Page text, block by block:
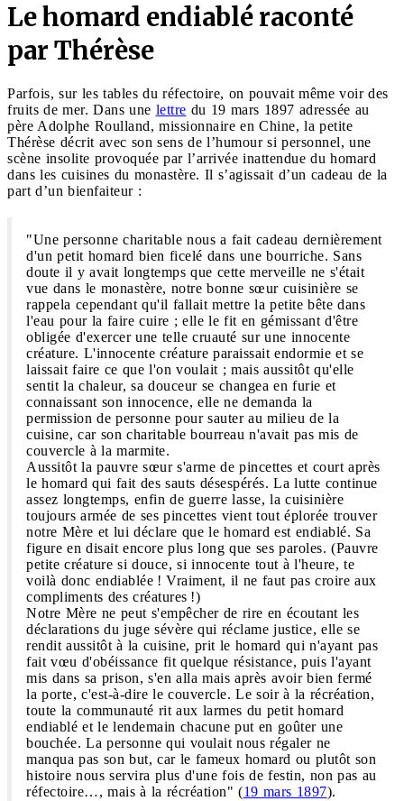
Le homard endiablé raconté
par Thérèse
Parfois, sur les tables du réfectoire, on pouvait même voir des
fruits de mer. Dans une lettre du 19 mars 1897 adressée au
père Adolphe Roulland, missionnaire en Chine, la petite
Thérèse décrit avec son sens de l’humour si personnel, une
scène insolite provoquée par l’arrivée inattendue du homard
dans les cuisines du monastère. Il s’agissait d’un cadeau de la
part d’un bienfaiteur :
"Une personne charitable nous a fait cadeau dernièrement
d'un petit homard bien ficelé dans une bourriche. Sans
doute il y avait longtemps que cette merveille ne s'était
vue dans le monastère, notre bonne sœur cuisinière se
rappela cependant qu'il fallait mettre la petite bête dans
l'eau pour la faire cuire ; elle le fit en gémissant d'être
obligée d'exercer une telle cruauté sur une innocente
créature. L'innocente créature paraissait endormie et se
laissait faire ce que l'on voulait ; mais aussitôt qu'elle
sentit la chaleur, sa douceur se changea en furie et
connaissant son innocence, elle ne demanda la
permission de personne pour sauter au milieu de la
cuisine, car son charitable bourreau n'avait pas mis de
couvercle à la marmite.
Aussitôt la pauvre sœur s'arme de pincettes et court après
le homard qui fait des sauts désespérés. La lutte continue
assez longtemps, enfin de guerre lasse, la cuisinière
toujours armée de ses pincettes vient tout éplorée trouver
notre Mère et lui déclare que le homard est endiablé. Sa
figure en disait encore plus long que ses paroles. (Pauvre
petite créature si douce, si innocente tout à l'heure, te
voilà donc endiablée ! Vraiment, il ne faut pas croire aux
compliments des créatures !)
Notre Mère ne peut s'empêcher de rire en écoutant les
déclarations du juge sévère qui réclame justice, elle se
rendit aussitôt à la cuisine, prit le homard qui n'ayant pas
fait vœu d'obéissance fit quelque résistance, puis l'ayant
mis dans sa prison, s'en alla mais après avoir bien fermé
la porte, c'est-à-dire le couvercle. Le soir à la récréation,
toute la communauté rit aux larmes du petit homard
endiablé et le lendemain chacune put en goûter une
bouchée. La personne qui voulait nous régaler ne
manqua pas son but, car le fameux homard ou plutôt son
histoire nous servira plus d'une fois de festin, non pas au
réfectoire…, mais à la récréation" (19 mars 1897).